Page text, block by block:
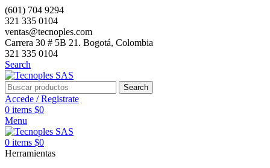
(601) 704 9294
321 335 0104
ventas@tecnoples.com
Carrera 30 # 5B 21. Bogotá, Colombia
321 335 0104
Search
Search
Accede / Registrate
0 items $0
Menu
0 items $0
Herramientas